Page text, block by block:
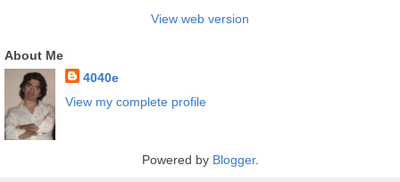
View web version
About Me
4040e
View my complete profile
Powered by Blogger.